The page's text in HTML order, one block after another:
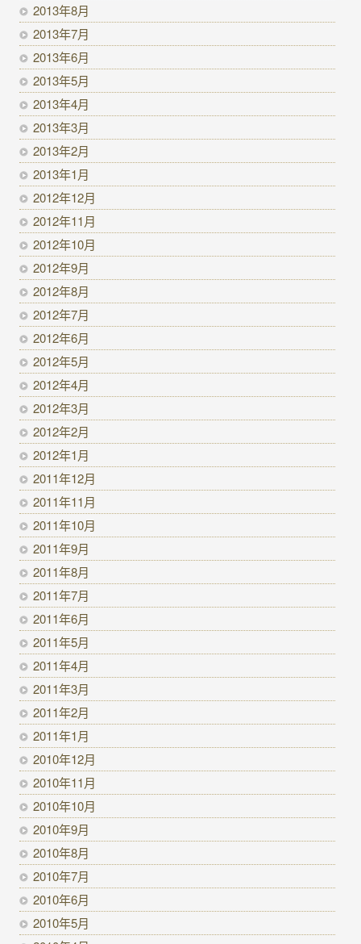
2013年8月
2013年7月
2013年6月
2013年5月
2013年4月
2013年3月
2013年2月
2013年1月
2012年12月
2012年11月
2012年10月
2012年9月
2012年8月
2012年7月
2012年6月
2012年5月
2012年4月
2012年3月
2012年2月
2012年1月
2011年12月
2011年11月
2011年10月
2011年9月
2011年8月
2011年7月
2011年6月
2011年5月
2011年4月
2011年3月
2011年2月
2011年1月
2010年12月
2010年11月
2010年10月
2010年9月
2010年8月
2010年7月
2010年6月
2010年5月